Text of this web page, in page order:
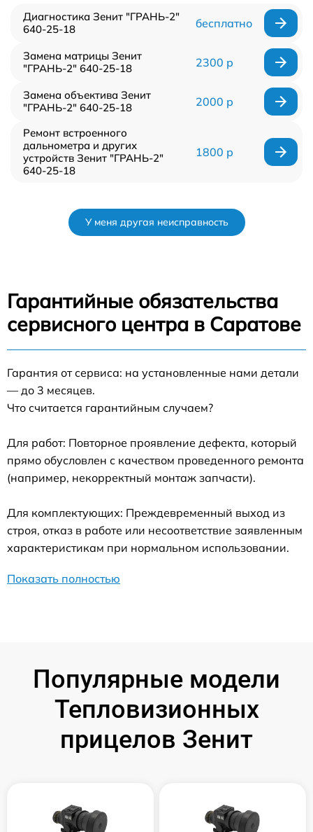
Диагностика Зенит "ГРАНЬ-2"
640-25-18
бесплатно
Замена матрицы Зенит
"ГРАНЬ-2" 640-25-18
2300 р
Замена объектива Зенит
"ГРАНЬ-2" 640-25-18
2000 р
Ремонт встроенного
дальнометра и других
устройств Зенит "ГРАНЬ-2"
640-25-18
1800 р
У меня другая неисправность
Гарантийные обязательства
сервисного центра в Саратове
Гарантия от сервиса: на установленные нами детали
— до 3 месяцев.
Что считается гарантийным случаем?
Для работ: Повторное проявление дефекта, который
прямо обусловлен с качеством проведенного ремонта
(например, некорректный монтаж запчасти).
Для комплектующих: Преждевременный выход из
строя, отказ в работе или несоответствие заявленным
характеристикам при нормальном использовании.
Показать полностью
Популярные модели
Тепловизионных
прицелов Зенит